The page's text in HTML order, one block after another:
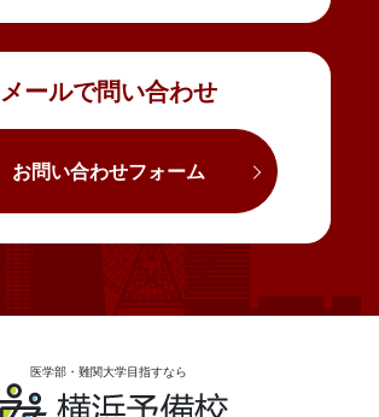
メールで問い合わせ
お問い合わせフォーム
医学部・難関大学目指すなら